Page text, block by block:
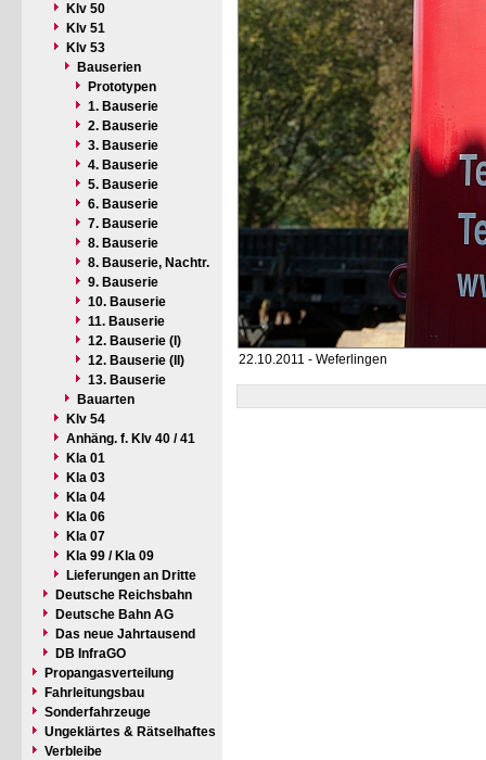
Klv 50
Klv 51
Klv 53
Bauserien
Prototypen
1. Bauserie
2. Bauserie
3. Bauserie
4. Bauserie
5. Bauserie
6. Bauserie
7. Bauserie
8. Bauserie
8. Bauserie, Nachtr.
9. Bauserie
10. Bauserie
11. Bauserie
12. Bauserie (I)
12. Bauserie (II)
13. Bauserie
Bauarten
Klv 54
Anhäng. f. Klv 40 / 41
Kla 01
Kla 03
Kla 04
Kla 06
Kla 07
Kla 99 / Kla 09
Lieferungen an Dritte
Deutsche Reichsbahn
Deutsche Bahn AG
Das neue Jahrtausend
DB InfraGO
Propangasverteilung
Fahrleitungsbau
Sonderfahrzeuge
Ungeklärtes & Rätselhaftes
Verbleibe
22.10.2011 - Weferlingen